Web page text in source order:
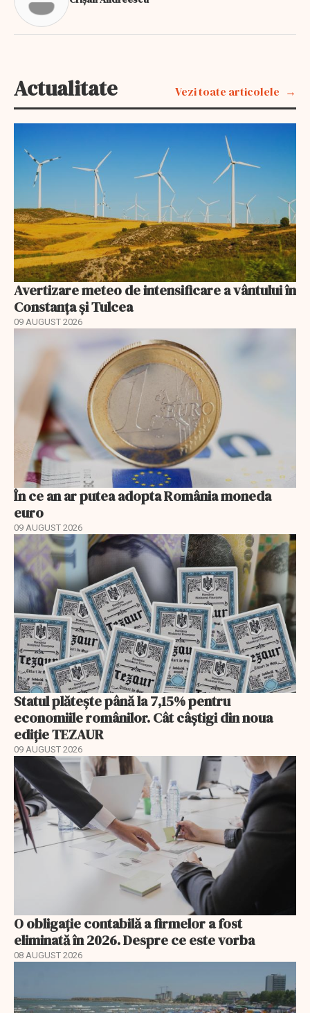
Actualitate Vezi toate articolele
Avertizare meteo de intensificare a vântului în
Constanța și Tulcea
09 AUGUST 2026
În ce an ar putea adopta România moneda
euro
09 AUGUST 2026
Statul plătește până la 7,15% pentru
economiile românilor. Cât câștigi din noua
ediție TEZAUR
09 AUGUST 2026
O obligație contabilă a firmelor a fost
eliminată în 2026. Despre ce este vorba
08 AUGUST 2026